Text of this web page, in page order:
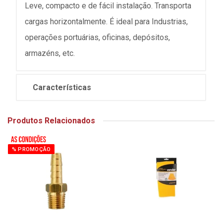
Leve, compacto e de fácil instalação. Transporta
cargas horizontalmente. É ideal para Industrias,
operações portuárias, oficinas, depósitos,
armazéns, etc.
Características
Produtos Relacionados
% PROMOÇÃO